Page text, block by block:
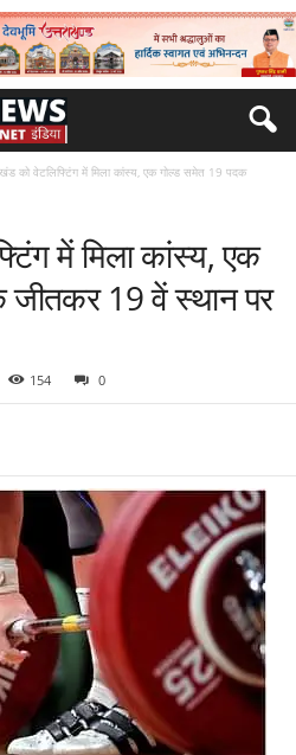
को वेटलिफ्टिंग में मिला कांस्य, एक गोल्ड समेत 19 पदक
में मिला कांस्य, एक
19 वें स्थान पर
154 0